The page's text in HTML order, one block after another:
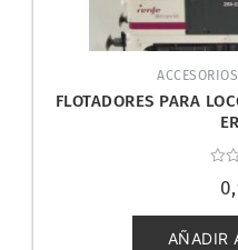
FLOTADORES PARA
con
de
5
AÑADIR